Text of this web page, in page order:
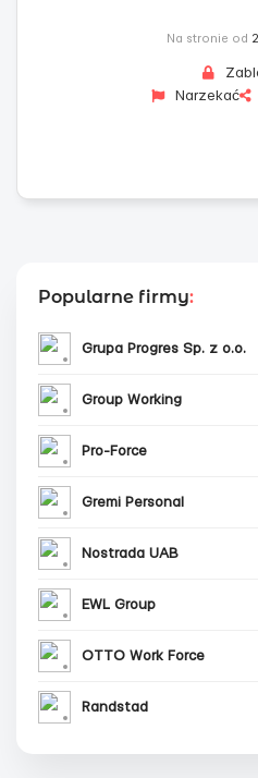
Na stronie od
Narzekać
Popularne firmy:
Grupa Progres Sp. z o.o.
Group Working
Pro-Force
Gremi Personal
Nostrada UAB
EWL Group
OTTO Work Force
Randstad